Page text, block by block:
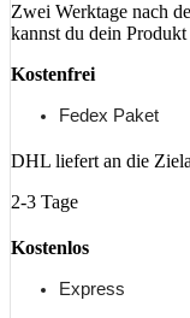
Zwei Werktage nach
kannst du dein Produkt
Kostenfrei
Fedex Paket
DHL liefert an die
2-3 Tage
Kostenlos
Express